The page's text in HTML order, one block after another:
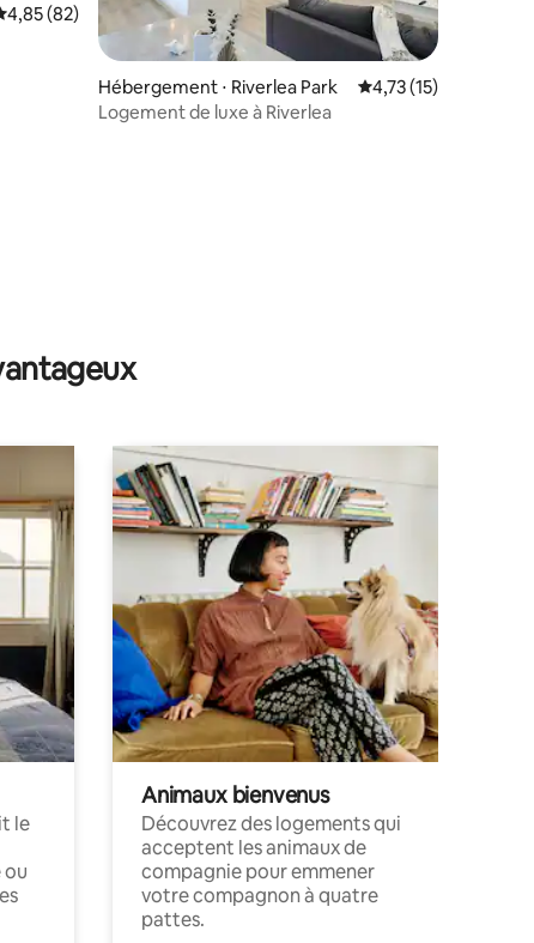
: 4,9 sur 5
moyenne sur la base de 82 commentaires : 4,85 sur 5
4,85 (82)
Hébergement ⋅ Riverlea Park Évaluation moyenne
4,73 (15)
Logement de luxe à Riverlea
le
ou
Animaux bienvenus
Découvrez des logements qui
acceptent les animaux de
compagnie pour emmener
votre compagnon à quatre
pattes.